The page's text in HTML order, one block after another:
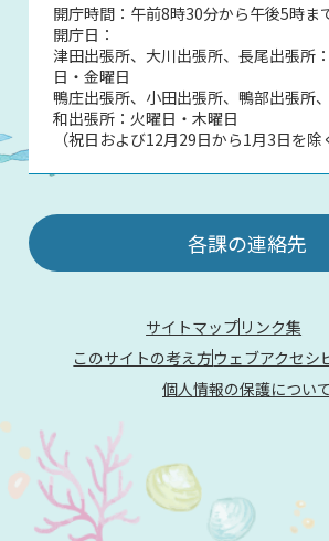
開庁時間：午前8時30分から午後5時ま
開庁日：
津田出張所、大川出張所、長尾出張所
日・金曜日
鴨庄出張所、小田出張所、鴨部出張所
和出張所：火曜日・木曜日
（祝日および12月29日から1月3日を除
各課の連絡先
サイトマップ リンク集
このサイトの考え方ウェブアクセシ
個人情報の保護について